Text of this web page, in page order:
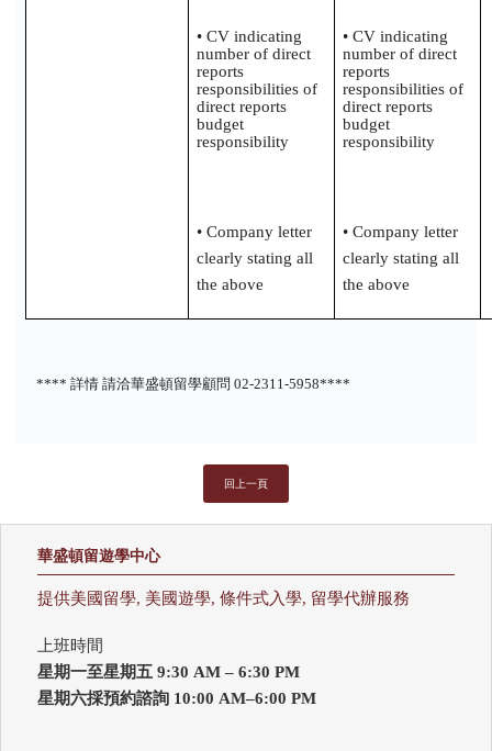
• CV indicating
number of direct
reports
responsibilities of
direct reports
budget
responsibility
• Company letter
clearly stating all
the above
• CV indicating
number of direct
reports
responsibilities of
direct reports
budget
responsibility
• Company letter
clearly stating all
the above
****詳情 請洽華盛頓留學顧問 02-2311-5958****
回上一頁
華盛頓留遊學中心
提供美國留學, 美國遊學, 條件式入學, 留學代辦服務
上班時間
星期一至星期五 9:30 AM – 6:30 PM
星期六採預約諮詢 10:00 AM–6:00 PM